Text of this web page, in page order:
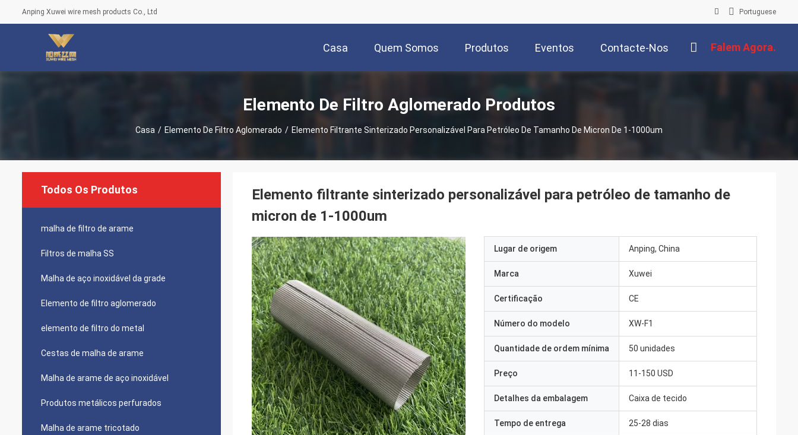
Anping Xuwei wire mesh products Co., Ltd Portuguese
Casa Quem Somos Produtos Eventos Contacte-Nos Falem Agora.
Elemento De Filtro Aglomerado Produtos
Casa / Elemento De Filtro Aglomerado / Elemento Filtrante Sinterizado Personalizável Para Petróleo De Tamanho De Micron De 1-1000um
Todos Os Produtos
malha de filtro de arame
Filtros de malha SS
Malha de aço inoxidável da grade
Elemento de filtro aglomerado
elemento de filtro do metal
Cestas de malha de arame
Malha de arame de aço inoxidável
Produtos metálicos perfurados
Malha de arame tricotado
Elemento filtrante sinterizado personalizável para petróleo de tamanho de
micron de 1-1000um
Lugar de origem Anping, China
Marca Xuwei
Certificação CE
Número do modelo XW-F1
Quantidade de ordem mínima 50 unidades
Preço 11-150 USD
Detalhes da embalagem Caixa de tecido
Tempo de entrega 25-28 dias